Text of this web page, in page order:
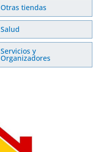
Otras tiendas
Salud
Servicios y
Organizadores